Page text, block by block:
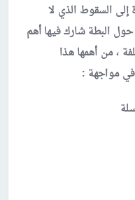
السقوط الذي لا
البطة شارك فيها أهم
، من أهمها هذا
مواجهة :